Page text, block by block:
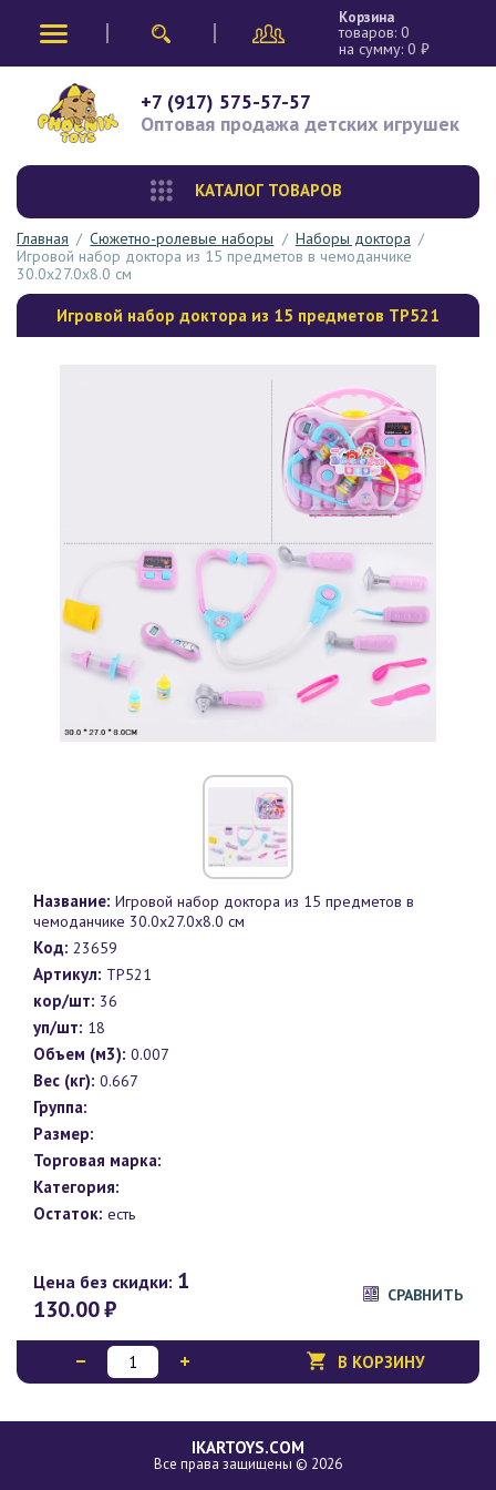
Корзина
товаров: 0
на сумму: 0₽
+7 (917) 575-57-57
Оптовая продажа детских игрушек
КАТАЛОГ ТОВАРОВ
Главная / Сюжетно-ролевые наборы / Наборы доктора /
Игровой набор доктора из 15 предметов в чемоданчике
30.0х27.0х8.0 см
Игровой набор доктора из 15 предметов TP521
Название: Игровой набор доктора из 15 предметов в
чемоданчике 30.0х27.0х8.0 см
Код: 23659
Артикул: TP521
кор/шт: 36
уп/шт: 18
Объем (м3): 0.007
Вес (кг): 0.667
Группа:
Размер:
Торговая марка:
Категория:
Остаток: есть
Цена без скидки: 1
130.00₽ СРАВНИТЬ
В КОРЗИНУ
IKARTOYS.COM
Все права защищены © 2026